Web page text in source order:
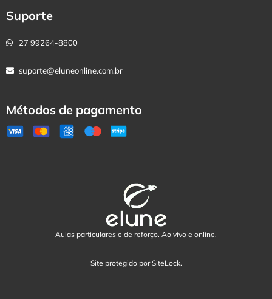
Suporte
27 99264-8800
suporte@eluneonline.com.br
Métodos de pagamento
Aulas particulares e de reforço. Ao vivo e online.
Site protegido por SiteLock.